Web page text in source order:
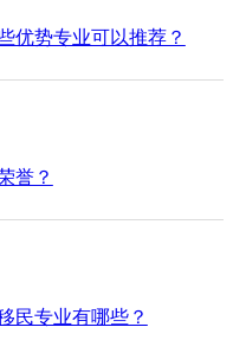
优势专业可以推荐？
誉？
民专业​​​​​​​有哪些？